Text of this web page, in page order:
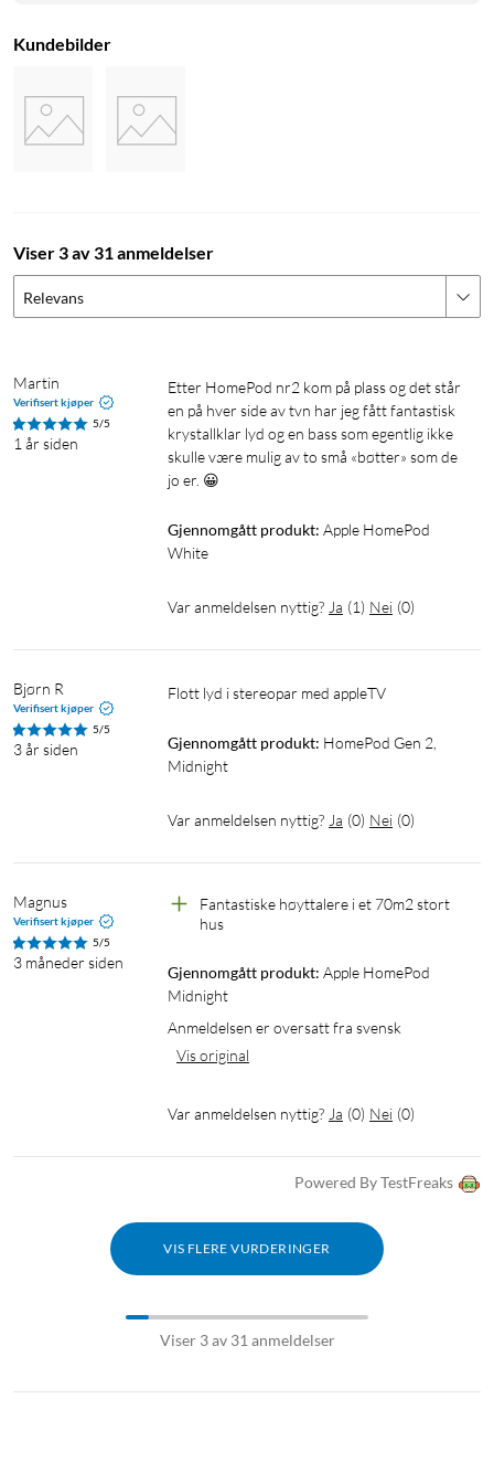
to HomePod (2. gen.) eller to HomePod (1. gen.).
Kundebilder
Viser 3 av 31 anmeldelser
Relevans
Martin
Verifisert kjøper
5/5
1 år siden
Etter HomePod nr2 kom på plass og det står
en på hver side av tvn har jeg fått fantastisk
krystallklar lyd og en bass som egentlig ikke
skulle være mulig av to små «bøtter» som de
jo er. 😀
Gjennomgått produkt: Apple HomePod
White
Var anmeldelsen nyttig? Ja (1) Nei (0)
Bjørn R
Verifisert kjøper
5/5
3 år siden
Flott lyd i stereopar med appleTV
Gjennomgått produkt: HomePod Gen 2,
Midnight
Var anmeldelsen nyttig? Ja (0) Nei (0)
Magnus
Verifisert kjøper
5/5
3 måneder siden
Fantastiske høyttalere i et 70m2 stort
hus
Gjennomgått produkt: Apple HomePod
Midnight
Anmeldelsen er oversatt fra svensk
Vis original
Var anmeldelsen nyttig? Ja (0) Nei (0)
Powered By TestFreaks
VIS FLERE VURDERINGER
Viser 3 av 31 anmeldelser